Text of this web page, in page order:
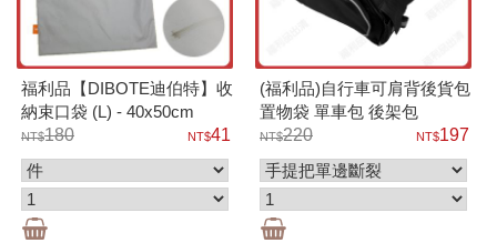
福利品【DIBOTE迪伯特】收
納束口袋 (L) - 40x50cm
180
41
(福利品)自行車可肩背後貨包
置物袋 單車包 後架包
220
197